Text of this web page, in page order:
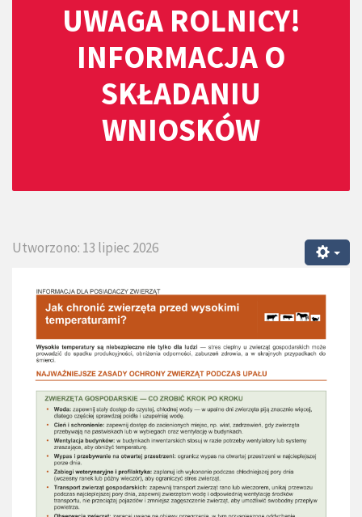
UWAGA ROLNICY!
INFORMACJA O
SKŁADANIU
WNIOSKÓW
Utworzono: 13 lipiec 2026